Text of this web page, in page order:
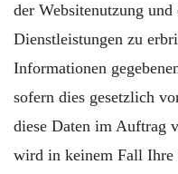
der Websitenutzung
Dienstleistungen zu
Informationen
sofern dies gesetzlich
diese Daten im Auftrag
wird in keinem Fall Ihre